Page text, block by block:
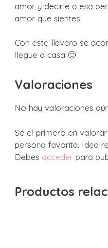
amor y decirle a esa
amor que sientes.
Con este llavero se
llegue a casa 🙂
Valoraciones
No hay valoraciones
Sé el primero en
persona favorita. Idea
Debes acceder para
Productos